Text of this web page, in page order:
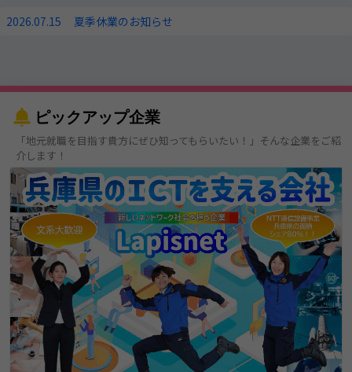
2026.07.15 夏季休業のお知らせ
ピックアップ企業
「地元就職を目指す貴方にぜひ知ってもらいたい！」そんな企業をご紹
介します！